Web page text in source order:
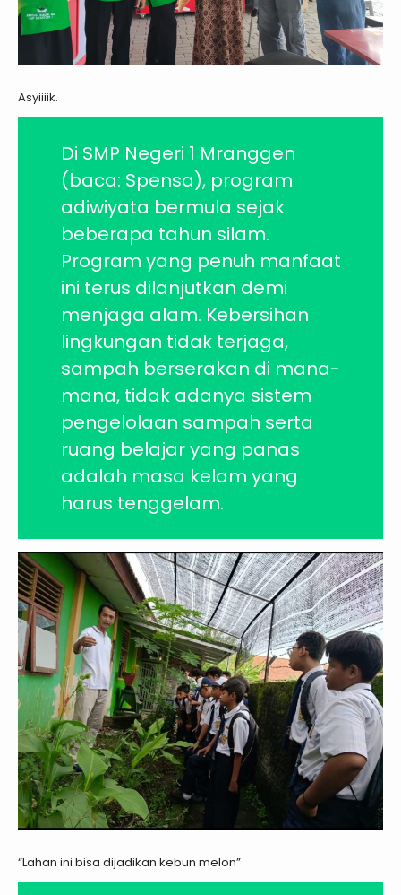
Asyiiiik.
Di SMP Negeri 1 Mranggen
(baca: Spensa), program
adiwiyata bermula sejak
beberapa tahun silam.
Program yang penuh manfaat
ini terus dilanjutkan demi
menjaga alam. Kebersihan
lingkungan tidak terjaga,
sampah berserakan di mana-
mana, tidak adanya sistem
pengelolaan sampah serta
ruang belajar yang panas
adalah masa kelam yang
harus tenggelam.
“Lahan ini bisa dijadikan kebun melon”